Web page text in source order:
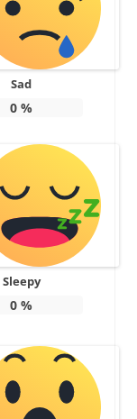
Sad
0 %
Sleepy
0 %